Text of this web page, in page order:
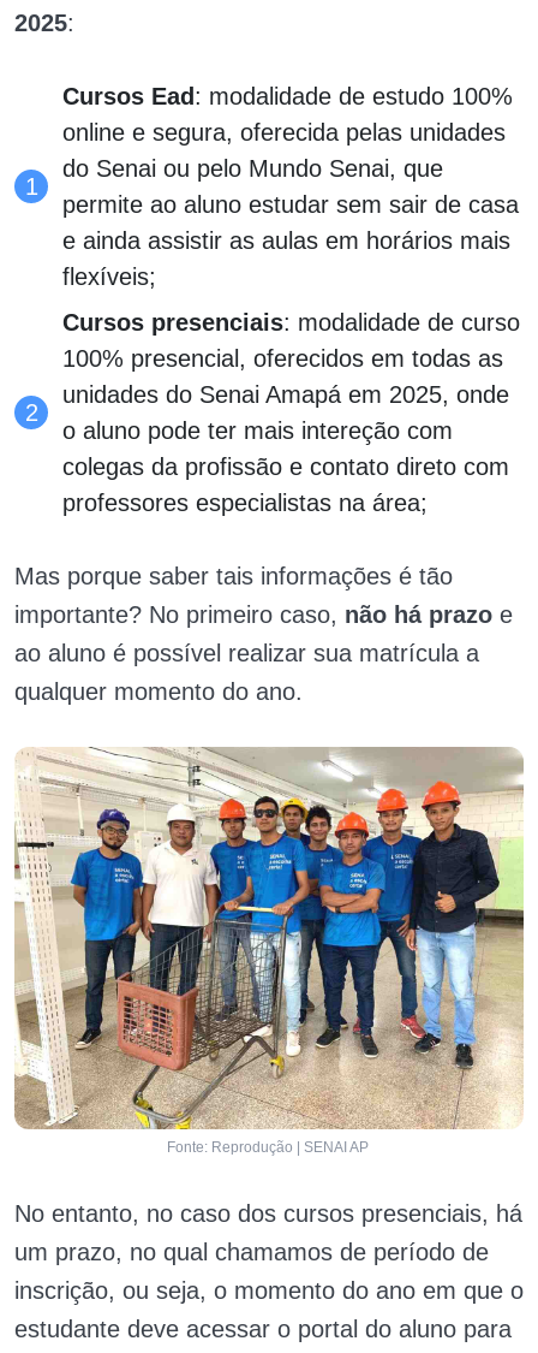
2025:
Cursos Ead : modalidade de estudo 100%
online e segura, oferecida pelas unidades
do Senai ou pelo Mundo Senai, que
permite ao aluno estudar sem sair de casa
e ainda assistir as aulas em horários mais
flexíveis;
Cursos presenciais: modalidade de curso
100% presencial, oferecidos em todas as
unidades do Senai Amapá em 2025, onde
o aluno pode ter mais intereção com
colegas da profissão e contato direto com
professores especialistas na área;
Mas porque saber tais informações é tão
importante? No primeiro caso, não há prazo e
ao aluno é possível realizar sua matrícula a
qualquer momento do ano.
Fonte: Reprodução | SENAI AP
No entanto, no caso dos cursos presenciais, há
um prazo, no qual chamamos de período de
inscrição, ou seja, o momento do ano em que o
estudante deve acessar o portal do aluno para